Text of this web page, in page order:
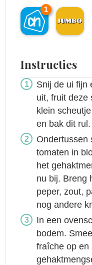
1
Instructies
Snij de ui fijn
uit, fruit deze
klein
en bak dit rul.
Ondertussen
tomaten in
het
nu bij. Breng
peper, zout,
nog andere
In een
bodem.
fraîche op en